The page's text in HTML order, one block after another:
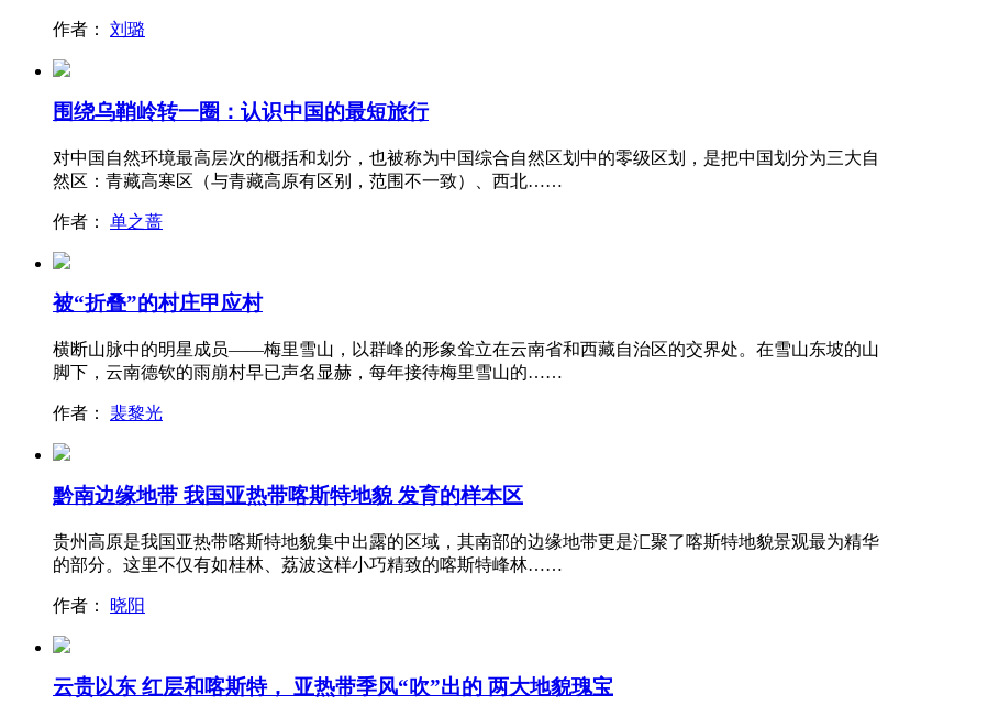
作者： 刘璐
围绕乌鞘岭转一圈：认识中国的最短旅行
对中国自然环境最高层次的概括和划分，也被称为中国综合自然区划中的零级区划，是把中国划分为三大自
然区：青藏高寒区（与青藏高原有区别，范围不一致）、西北……
作者： 单之蔷
被“折叠”的村庄甲应村
横断山脉中的明星成员——梅里雪山，以群峰的形象耸立在云南省和西藏自治区的交界处。在雪山东坡的山
脚下，云南德钦的雨崩村早已声名显赫，每年接待梅里雪山的……
作者： 裴黎光
黔南边缘地带 我国亚热带喀斯特地貌 发育的样本区
贵州高原是我国亚热带喀斯特地貌集中出露的区域，其南部的边缘地带更是汇聚了喀斯特地貌景观最为精华
的部分。这里不仅有如桂林、荔波这样小巧精致的喀斯特峰林……
作者： 晓阳
云贵以东 红层和喀斯特， 亚热带季风“吹”出的 两大地貌瑰宝